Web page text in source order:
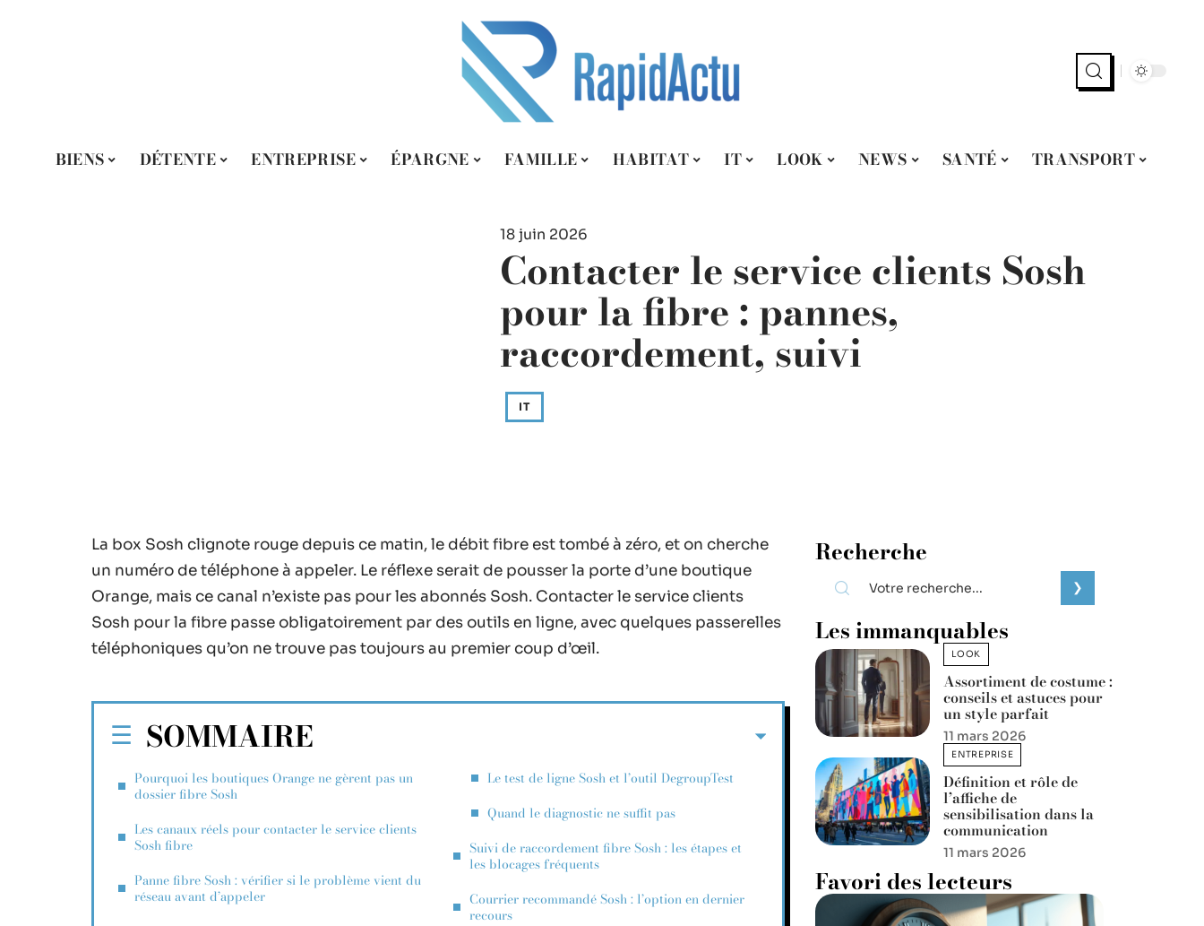
BIENS DÉTENTE ENTREPRISE ÉPARGNE FAMILLE HABITAT IT LOOK NEWS SANTÉ TRANSPORT
18 juin 2026
Contacter le service clients Sosh
pour la fibre : pannes,
raccordement, suivi
IT
La box Sosh clignote rouge depuis ce matin, le débit fibre est tombé à zéro, et on cherche
un numéro de téléphone à appeler. Le réflexe serait de pousser la porte d’une boutique
Orange, mais ce canal n’existe pas pour les abonnés Sosh. Contacter le service clients
Sosh pour la fibre passe obligatoirement par des outils en ligne, avec quelques passerelles
téléphoniques qu’on ne trouve pas toujours au premier coup d’œil.
SOMMAIRE
Pourquoi les boutiques Orange ne gèrent pas un
dossier fibre Sosh
Les canaux réels pour contacter le service clients
Sosh fibre
Panne fibre Sosh : vérifier si le problème vient du
réseau avant d’appeler
Le test de ligne Sosh et l’outil DegroupTest
Quand le diagnostic ne suffit pas
Suivi de raccordement fibre Sosh : les étapes et
les blocages fréquents
Courrier recommandé Sosh : l’option en dernier
recours
Recherche
Les immanquables
LOOK
Assortiment de costume :
conseils et astuces pour
un style parfait
11 mars 2026
ENTREPRISE
Définition et rôle de
l’affiche de
sensibilisation dans la
communication
11 mars 2026
Favori des lecteurs